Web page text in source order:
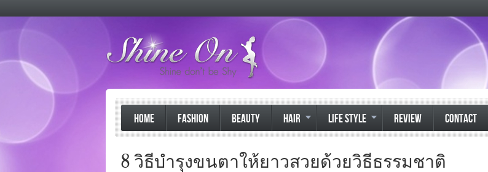
HOME FASHION BEAUTY HAIR LIFE STYLE REVIEW CONTACT
8 วิธีบำรุงขนตาให้ยาวสวยด้วยวิธีธรรมชาติ